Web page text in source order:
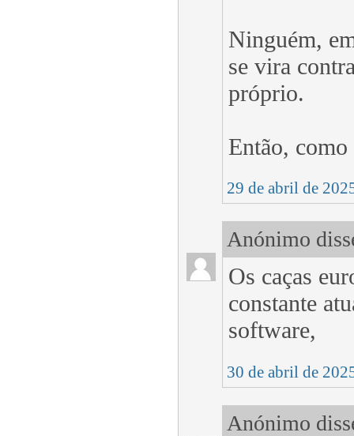
Ninguém,
se vira
próprio.
Então,
29 de abril de
Anónimo
Os caças
constante
software,
30 de abril de
Anónimo